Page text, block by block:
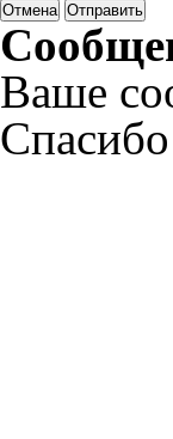
Отмена Отправить
Ваше